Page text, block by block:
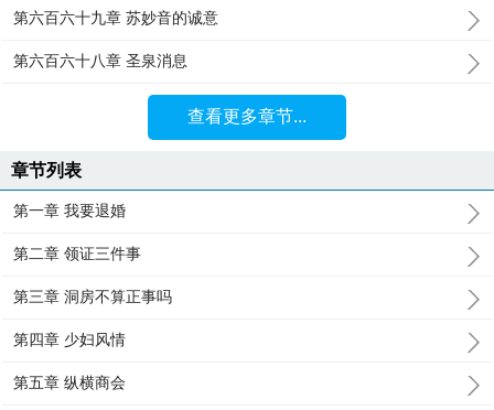
第六百六十九章 苏妙音的诚意
第六百六十八章 圣泉消息
查看更多章节...
章节列表
第一章 我要退婚
第二章 领证三件事
第三章 洞房不算正事吗
第四章 少妇风情
第五章 纵横商会